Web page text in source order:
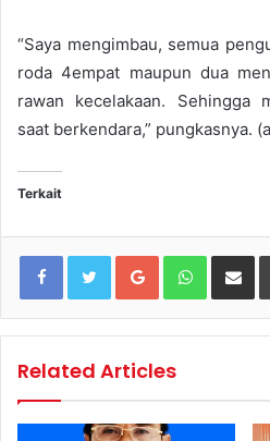
“Saya mengimbau, semua
roda 4empat maupun dua
rawan kecelakaan. Sehingga
saat berkendara,” pungkasnya.
Terkait
Google+ Share
Related Articles